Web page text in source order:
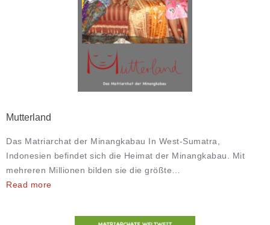
Mutterland
Das Matriarchat der Minangkabau In West-Sumatra,
Indonesien befindet sich die Heimat der Minangkabau. Mit
mehreren Millionen bilden sie die größte…
Read more